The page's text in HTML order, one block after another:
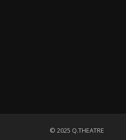
© 2025 Q.THEATRE